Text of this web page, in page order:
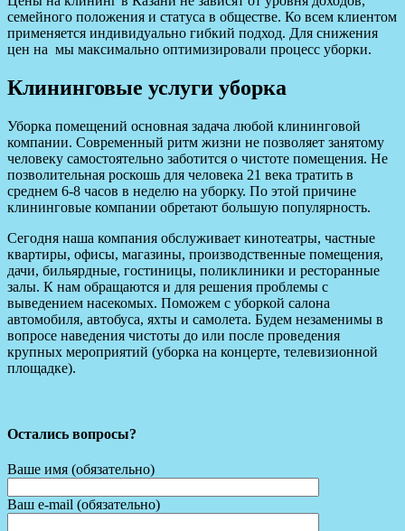
семейного положения и статуса в обществе. Ко всем клиентом
применяется индивидуально гибкий подход. Для снижения
цен на мы максимально оптимизировали процесс уборки.
Клининговые услуги уборка
Уборка помещений основная задача любой клининговой
компании. Современный ритм жизни не позволяет занятому
человеку самостоятельно заботится о чистоте помещения. Не
позволительная роскошь для человека 21 века тратить в
среднем 6-8 часов в неделю на уборку. По этой причине
клининговые компании обретают большую популярность.
Сегодня наша компания обслуживает кинотеатры, частные
квартиры, офисы, магазины, производственные помещения,
дачи, бильярдные, гостиницы, поликлиники и ресторанные
залы. К нам обращаются и для решения проблемы с
выведением насекомых. Поможем с уборкой салона
автомобиля, автобуса, яхты и самолета. Будем незаменимы в
вопросе наведения чистоты до или после проведения
крупных мероприятий (уборка на концерте, телевизионной
площадке).
Остались вопросы?
Ваше имя (обязательно)
Ваш e-mail (обязательно)